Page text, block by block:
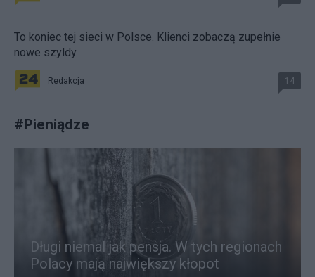
To koniec tej sieci w Polsce. Klienci zobaczą zupełnie
nowe szyldy
Redakcja 14
#Pieniądze
Długi niemal jak pensja. W tych regionach
Polacy mają największy kłopot